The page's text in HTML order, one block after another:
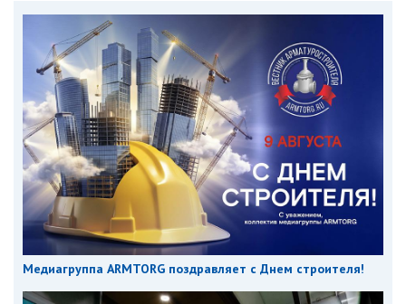
Медиагруппа ARMTORG поздравляет с Днем строителя!